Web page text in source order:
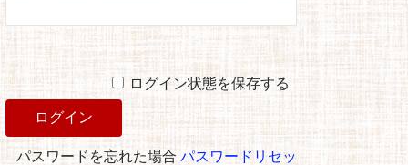
ログイン状態を保存する
パスワードを忘れた場合パスワードリセッ